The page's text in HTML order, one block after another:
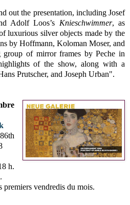
out the presentation, including Josef
Adolf Loos’s Knieschwimmer, as
luxurious silver objects made by the
by Hoffmann, Koloman Moser, and
group of mirror frames by Peche in
of the show, along with a
Prutscher, and Joseph Urban".
h.
premiers vendredis du mois.